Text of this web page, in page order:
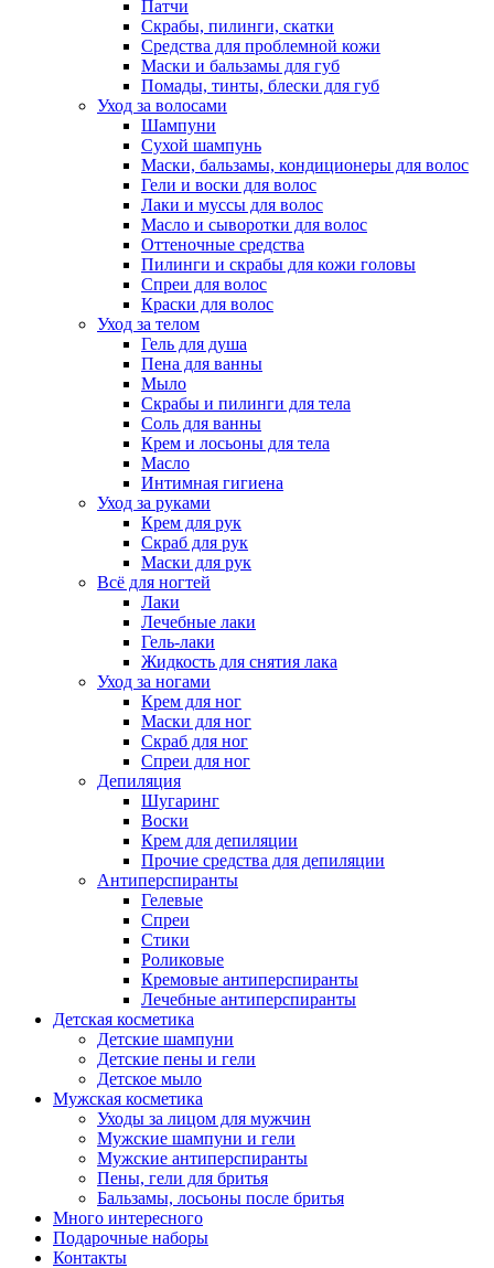
Патчи
Скрабы, пилинги, скатки
Средства для проблемной кожи
Маски и бальзамы для губ
Помады, тинты, блески для губ
Уход за волосами
Шампуни
Сухой шампунь
Маски, бальзамы, кондиционеры для волос
Гели и воски для волос
Лаки и муссы для волос
Масло и сыворотки для волос
Оттеночные средства
Пилинги и скрабы для кожи головы
Спреи для волос
Краски для волос
Уход за телом
Гель для душа
Пена для ванны
Мыло
Скрабы и пилинги для тела
Соль для ванны
Крем и лосьоны для тела
Масло
Интимная гигиена
Уход за руками
Крем для рук
Скраб для рук
Маски для рук
Всё для ногтей
Лаки
Лечебные лаки
Гель-лаки
Жидкость для снятия лака
Уход за ногами
Крем для ног
Маски для ног
Скраб для ног
Спреи для ног
Депиляция
Шугаринг
Воски
Крем для депиляции
Прочие средства для депиляции
Антиперспиранты
Гелевые
Спреи
Стики
Роликовые
Кремовые антиперспиранты
Лечебные антиперспиранты
Детская косметика
Детские шампуни
Детские пены и гели
Детское мыло
Мужская косметика
Уходы за лицом для мужчин
Мужские шампуни и гели
Мужские антиперспиранты
Пены, гели для бритья
Бальзамы, лосьоны после бритья
Много интересного
Подарочные наборы
Контакты